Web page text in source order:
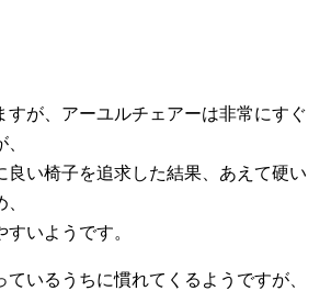
すが、アーユルチェアーは非常にすぐ
良い椅子を追求した結果、あえて硬い
いようです。
いるうちに慣れてくるようですが、